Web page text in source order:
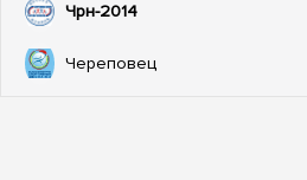
Чрн-2014
Череповец